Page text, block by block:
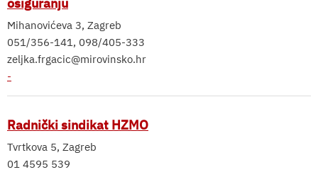
Mihanovićeva 3, Zagreb
051/356-141, 098/405-333
zeljka.frgacic@mirovinsko.hr
-
Radnički sindikat HZMO
Tvrtkova 5, Zagreb
01 4595 539